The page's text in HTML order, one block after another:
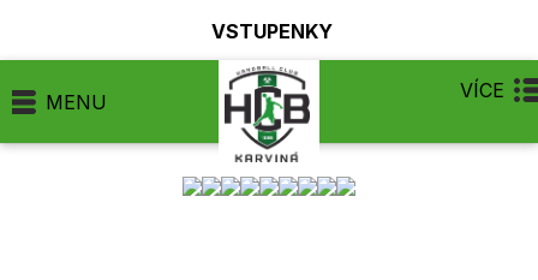
VSTUPENKY
MENU VÍCE